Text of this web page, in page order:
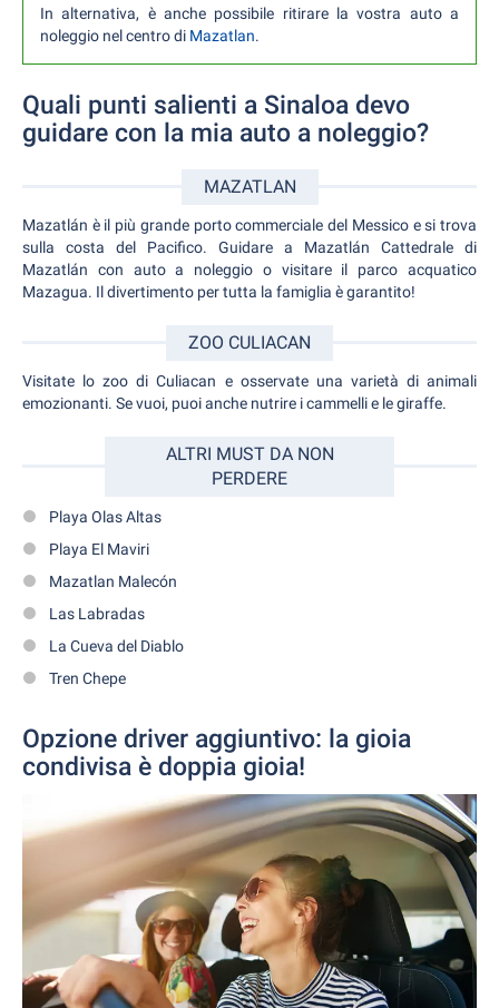
In alternativa, è anche possibile ritirare la vostra auto a
noleggio nel centro di Mazatlan.
Quali punti salienti a Sinaloa devo
guidare con la mia auto a noleggio?
MAZATLAN
Mazatlán è il più grande porto commerciale del Messico e si trova
sulla costa del Pacifico. Guidare a Mazatlán Cattedrale di
Mazatlán con auto a noleggio o visitare il parco acquatico
Mazagua. Il divertimento per tutta la famiglia è garantito!
ZOO CULIACAN
Visitate lo zoo di Culiacan e osservate una varietà di animali
emozionanti. Se vuoi, puoi anche nutrire i cammelli e le giraffe.
ALTRI MUST DA NON
PERDERE
Playa Olas Altas
Playa El Maviri
Mazatlan Malecón
Las Labradas
La Cueva del Diablo
Tren Chepe
Opzione driver aggiuntivo: la gioia
condivisa è doppia gioia!